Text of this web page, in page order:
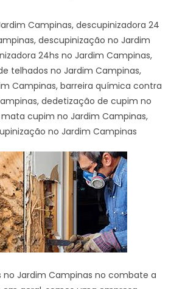
Campinas, descupinizadora 24
descupinização no Jardim
24hs no Jardim Campinas,
telhados no Jardim Campinas,
Campinas, barreira química contra
dedetização de cupim no
cupim no Jardim Campinas,
no Jardim Campinas
no Jardim Campinas no combate a